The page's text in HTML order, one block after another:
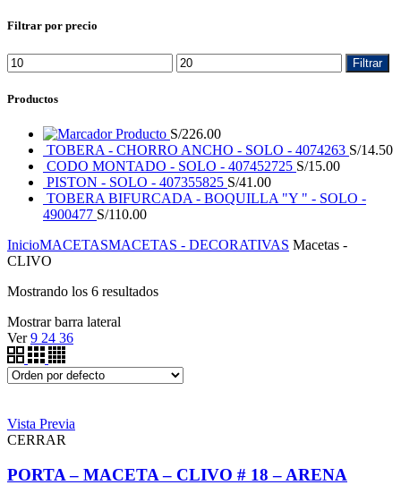
Filtrar por precio
Filtrar
Productos
Producto S/226.00
TOBERA - CHORRO ANCHO - SOLO - 4074263 S/14.50
CODO MONTADO - SOLO - 407452725 S/15.00
PISTON - SOLO - 407355825 S/41.00
TOBERA BIFURCADA - BOQUILLA "Y " - SOLO -
4900477 S/110.00
InicioMACETASMACETAS - DECORATIVAS Macetas -
CLIVO
Mostrando los 6 resultados
Mostrar barra lateral
Ver 9 24 36
Vista Previa
CERRAR
PORTA – MACETA – CLIVO # 18 – ARENA